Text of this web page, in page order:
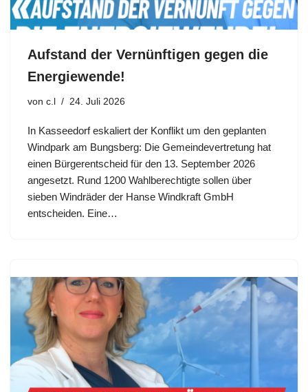
Aufstand der Vernünftigen gegen die
Energiewende!
von c.l 24. Juli 2026
In Kasseedorf eskaliert der Konflikt um den geplanten
Windpark am Bungsberg: Die Gemeindevertretung hat
einen Bürgerentscheid für den 13. September 2026
angesetzt. Rund 1200 Wahlberechtigte sollen über
sieben Windräder der Hanse Windkraft GmbH
entscheiden. Eine…